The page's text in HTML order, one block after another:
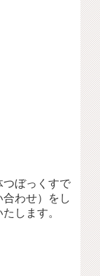
つぼっくすで
わせ）をし
します。